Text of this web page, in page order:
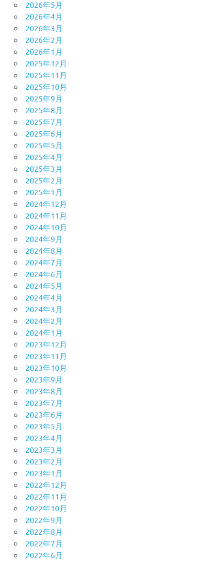
2026年5月
2026年4月
2026年3月
2026年2月
2026年1月
2025年12月
2025年11月
2025年10月
2025年9月
2025年8月
2025年7月
2025年6月
2025年5月
2025年4月
2025年3月
2025年2月
2025年1月
2024年12月
2024年11月
2024年10月
2024年9月
2024年8月
2024年7月
2024年6月
2024年5月
2024年4月
2024年3月
2024年2月
2024年1月
2023年12月
2023年11月
2023年10月
2023年9月
2023年8月
2023年7月
2023年6月
2023年5月
2023年4月
2023年3月
2023年2月
2023年1月
2022年12月
2022年11月
2022年10月
2022年9月
2022年8月
2022年7月
2022年6月